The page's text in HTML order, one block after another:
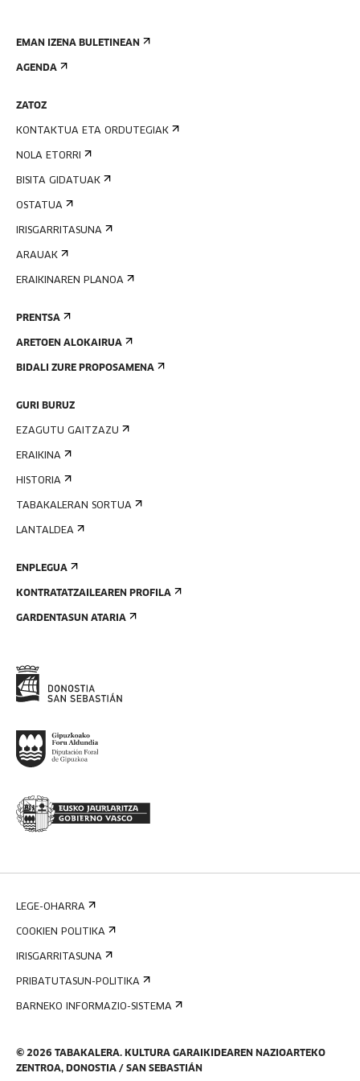
EMAN IZENA BULETINEAN
AGENDA
ZATOZ
KONTAKTUA ETA ORDUTEGIAK
NOLA ETORRI
BISITA GIDATUAK
OSTATUA
IRISGARRITASUNA
ARAUAK
ERAIKINAREN PLANOA
PRENTSA
ARETOEN ALOKAIRUA
BIDALI ZURE PROPOSAMENA
GURI BURUZ
EZAGUTU GAITZAZU
ERAIKINA
HISTORIA
TABAKALERAN SORTUA
LANTALDEA
ENPLEGUA
KONTRATATZAILEAREN PROFILA
GARDENTASUN ATARIA
© 2026 TABAKALERA. KULTURA GARAIKIDEAREN NAZIOARTEKO
ZENTROA, DONOSTIA / SAN SEBASTIÁN
LEGE-OHARRA
COOKIEN POLITIKA
IRISGARRITASUNA
PRIBATUTASUN-POLITIKA
BARNEKO INFORMAZIO-SISTEMA